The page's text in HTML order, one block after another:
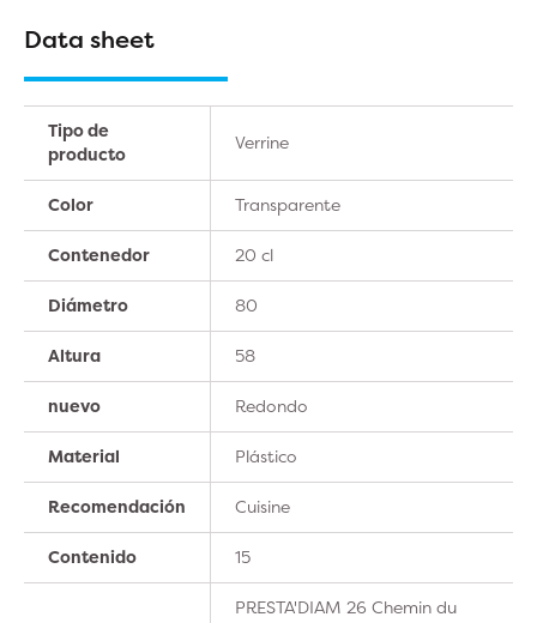
Data sheet
Tipo de
producto
Verrine
Color Transparente
Contenedor 20 cl
Diámetro 80
Altura 58
nuevo Redondo
Material Plástico
Recomendación Cuisine
Contenido 15
PRESTA'DIAM 26 Chemin du